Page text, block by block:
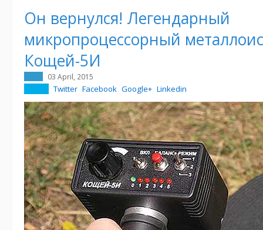
Он вернулся! Легендарный
микропроцессорный
Кощей-5И
03 April, 2015
Twitter Facebook Google+ Linkedin